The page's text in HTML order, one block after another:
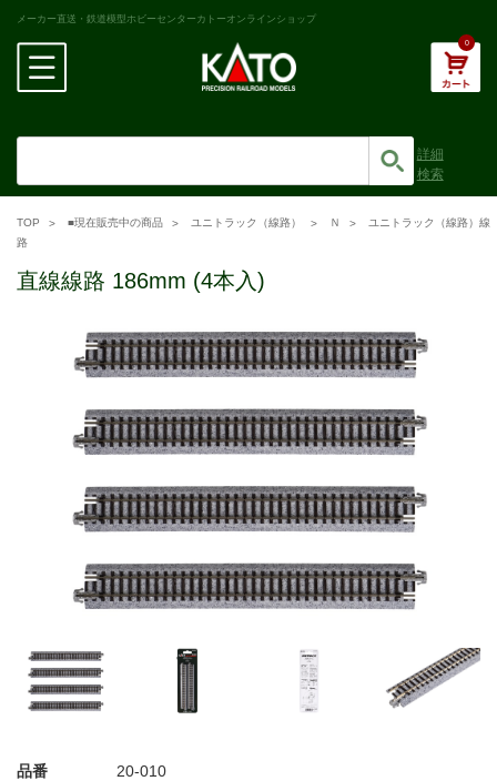
メーカー直送・鉄道模型ホビーセンターカトーオンラインショップ
0
詳細
検索
TOP ■現在販売中の商品 ユニトラック（線路） Ｎ
ユニトラック（線路）線
路
直線線路 186mm (4本入)
品番 20-010